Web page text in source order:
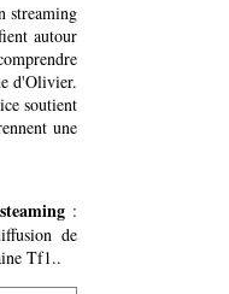
streaming
autour
d'Olivier.
soutient
une
:
de
Tf1..